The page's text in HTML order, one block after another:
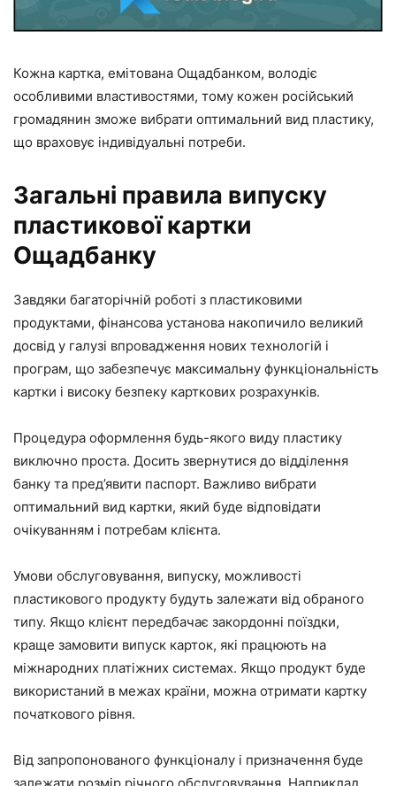
Кожна картка, емітована Ощадбанком, володіє
особливими властивостями, тому кожен російський
громадянин зможе вибрати оптимальний вид пластику,
що враховує індивідуальні потреби.
Загальні правила випуску
пластикової картки
Ощадбанку
Завдяки багаторічній роботі з пластиковими
продуктами, фінансова установа накопичило великий
досвід у галузі впровадження нових технологій і
програм, що забезпечує максимальну функціональність
картки і високу безпеку карткових розрахунків.
Процедура оформлення будь-якого виду пластику
виключно проста. Досить звернутися до відділення
банку та пред’явити паспорт. Важливо вибрати
оптимальний вид картки, який буде відповідати
очікуванням і потребам клієнта.
Умови обслуговування, випуску, можливості
пластикового продукту будуть залежати від обраного
типу. Якщо клієнт передбачає закордонні поїздки,
краще замовити випуск карток, які працюють на
міжнародних платіжних системах. Якщо продукт буде
використаний в межах країни, можна отримати картку
початкового рівня.
Від запропонованого функціоналу і призначення буде